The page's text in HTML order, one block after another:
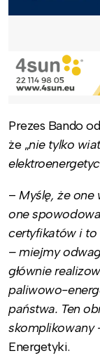
Prezes Bando
że „nie tylko
–Myślę, że one
one
certyfikatów i to
– miejmy
głównie
paliwowo-
państwa. Ten
skomplikowany
Energetyki.